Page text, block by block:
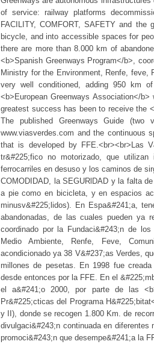
of service: railway platforms
FACILITY, COMFORT, SAFETY and
bicycle, and into accessible spaces for
there are more than 8.000 km of
<b>Spanish Greenways Program</b>,
Ministry for the Environment, Renfe, feve,
very well conditioned, adding 950 km
<b>European Greenways Association</
greatest success has been to receive the
The published Greenways Guide
www.viasverdes.com and the continuous
that is developed by FFE.<br><br>Las
tr&#225;fico no motorizado, que
ferrocarriles en desuso y los caminos de
COMODIDAD, la SEGURlDAD y la falta
a pie como en bicicleta, y en espacios
minusv&#225;lidos). En Espa&#241;a,
abandonadas, de las cuales pueden ya
coordinado por la Fundaci&#243;n de
Medio Ambiente, Renfe, Feve,
acondicionado ya 38 V&#237;as Verdes,
millones de pesetas. En 1998 fue
desde entonces por la FFE. En el
el a&#241;o 2000, por parte de las
Pr&#225;cticas del Programa
y II), donde se recogen 1.800 Km. de
divulgaci&#243;n continuada en
promoci&#243;n que desempe&#241;a la